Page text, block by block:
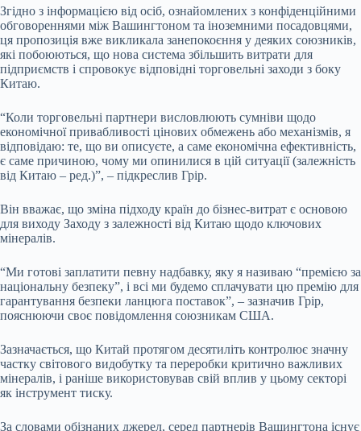
Згідно з інформацією від осіб, ознайомлених з конфіденційними
обговореннями між Вашингтоном та іноземними посадовцями,
ця пропозиція вже викликала занепокоєння у деяких союзників,
які побоюються, що нова система збільшить витрати для
підприємств і спровокує відповідні торговельні заходи з боку
Китаю.
“Коли торговельні партнери висловлюють сумніви щодо
економічної привабливості цінових обмежень або механізмів, я
відповідаю: те, що ви описуєте, а саме економічна ефективність,
є саме причиною, чому ми опинилися в цій ситуації (залежність
від Китаю – ред.)”, – підкреслив Грір.
Він вважає, що зміна підходу країн до бізнес-витрат є основою
для виходу Заходу з залежності від Китаю щодо ключових
мінералів.
“Ми готові заплатити певну надбавку, яку я називаю “премією за
національну безпеку”, і всі ми будемо сплачувати цю премію для
гарантування безпеки ланцюга поставок”, – зазначив Грір,
пояснюючи своє повідомлення союзникам США.
Зазначається, що Китай протягом десятиліть контролює значну
частку світового видобутку та переробки критично важливих
мінералів, і раніше використовував свій вплив у цьому секторі
як інструмент тиску.
За словами обізнаних джерел, серед партнерів Вашингтона існує